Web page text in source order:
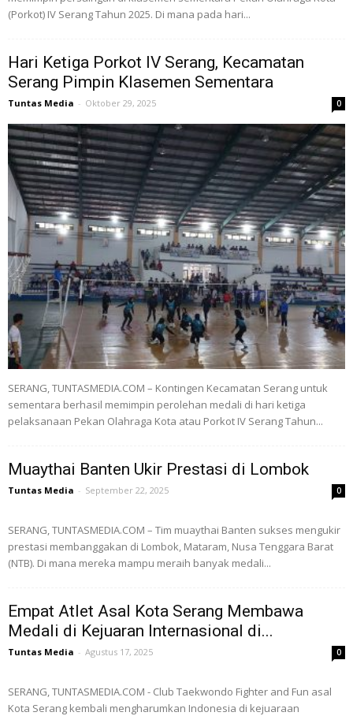
(Porkot) IV Serang Tahun 2025. Di mana pada hari...
Hari Ketiga Porkot IV Serang, Kecamatan
Serang Pimpin Klasemen Sementara
Tuntas Media - Oktober 29, 2025 0
SERANG, TUNTASMEDIA.COM – Kontingen Kecamatan Serang untuk
sementara berhasil memimpin perolehan medali di hari ketiga
pelaksanaan Pekan Olahraga Kota atau Porkot IV Serang Tahun...
Muaythai Banten Ukir Prestasi di Lombok
Tuntas Media - September 22, 2025 0
SERANG, TUNTASMEDIA.COM – Tim muaythai Banten sukses mengukir
prestasi membanggakan di Lombok, Mataram, Nusa Tenggara Barat
(NTB). Di mana mereka mampu meraih banyak medali...
Empat Atlet Asal Kota Serang Membawa
Medali di Kejuaran Internasional di...
Tuntas Media - Agustus 17, 2025 0
SERANG, TUNTASMEDIA.COM - Club Taekwondo Fighter and Fun asal
Kota Serang kembali mengharumkan Indonesia di kejuaraan